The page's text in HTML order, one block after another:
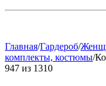
Главная/Гардероб/
комплекты, костюмы/
947 из 1310